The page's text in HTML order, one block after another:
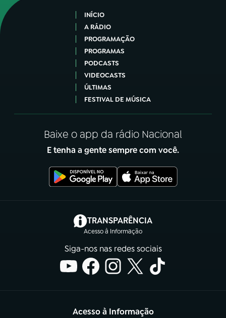
INÍCIO
A RÁDIO
PROGRAMAÇÃO
PROGRAMAS
PODCASTS
VIDEOCASTS
ÚLTIMAS
FESTIVAL DE MÚSICA
Baixe o app da rádio Nacional
E tenha a gente sempre com você.
TRANSPARÊNCIA
Acesso à Informação
(abre em nova aba)
Siga-nos nas redes sociais
Acesso à Informação